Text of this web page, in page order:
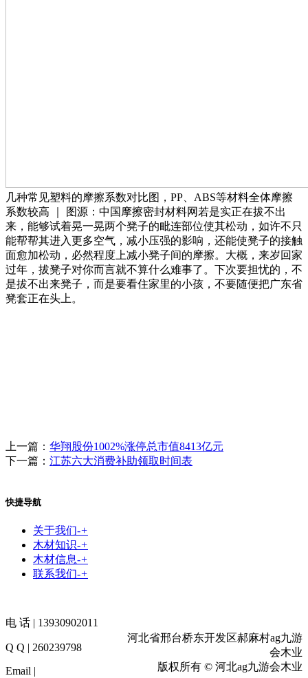
几种常见塑料的摩擦系数对比图，PP、ABS等材料全体摩擦
系数较高 ｜ 图源：中国摩擦密封材料网若是实正在拔不出
来，能够试着晃一晃两个凳子的毗连部位使其松动，如许不只
能帮帮其进入更多空气，减小压强的影响，还能使凳子的接触
面愈加松动，必然程度上减小凳子间的摩擦。大概，来岁回家
过年，拔凳子对你而言就不算什么难事了。下次要担忧的，不
是拔不出来凳子，而是要看住家里的小孩，不要随便把广东省
凳套正在头上。
上一篇： 华翔股份1002%涨停总市值8413亿元
下一篇： 江苏六大消费补助领取时间表
快捷导航
关于我们-+
木材知识-+
木材信息-+
联系我们-+
电 话 | 13930902011
Q Q | 260239798
Email |
河北省邢台桥东开发区郝麻村ag九游
会木业
版权所有 © 河北ag九游会木业